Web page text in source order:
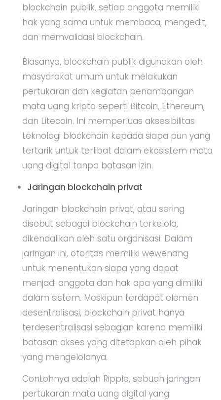
blockchain publik, setiap anggota memiliki
hak yang sama untuk membaca, mengedit,
dan memvalidasi blockchain.
Biasanya, blockchain publik digunakan oleh
masyarakat umum untuk melakukan
pertukaran dan kegiatan penambangan
mata uang kripto seperti Bitcoin, Ethereum,
dan Litecoin. Ini memperluas aksesibilitas
teknologi blockchain kepada siapa pun yang
tertarik untuk terlibat dalam ekosistem mata
uang digital tanpa batasan izin.
Jaringan blockchain privat
Jaringan blockchain privat, atau sering
disebut sebagai blockchain terkelola,
dikendalikan oleh satu organisasi. Dalam
jaringan ini, otoritas memiliki wewenang
untuk menentukan siapa yang dapat
menjadi anggota dan hak apa yang dimiliki
dalam sistem. Meskipun terdapat elemen
desentralisasi, blockchain privat hanya
terdesentralisasi sebagian karena memiliki
batasan akses yang ditetapkan oleh pihak
yang mengelolanya.
Contohnya adalah Ripple, sebuah jaringan
pertukaran mata uang digital yang